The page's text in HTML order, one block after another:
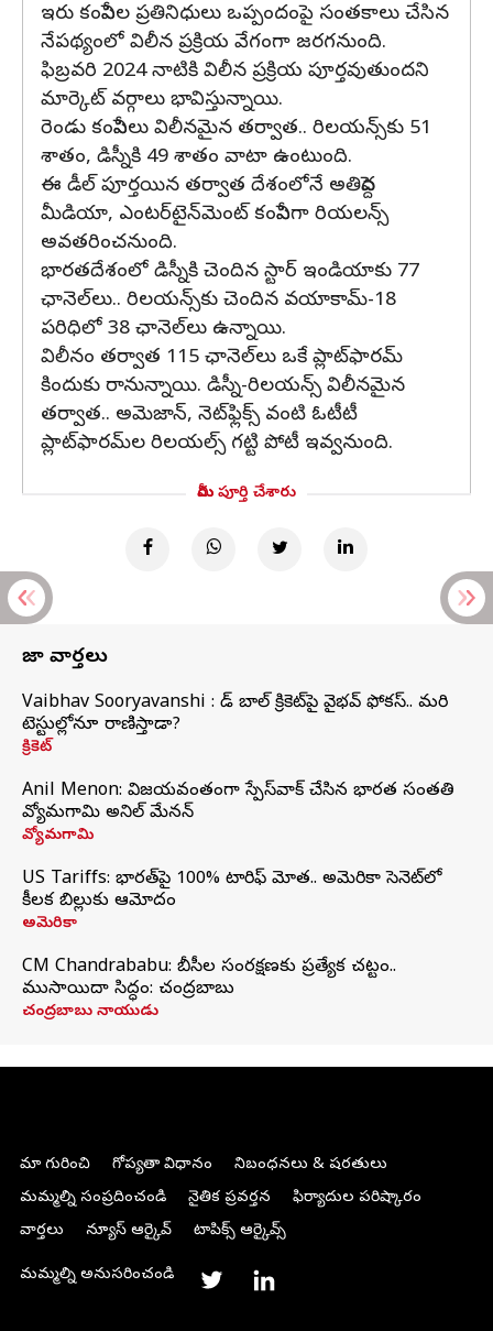
ఇరు కంపెనీల ప్రతినిధులు ఒప్పందంపై సంతకాలు చేసిన
నేపథ్యంలో విలీన ప్రక్రియ వేగంగా జరగనుంది.
ఫిబ్రవరి 2024 నాటికి విలీన ప్రక్రియ పూర్తవుతుందని
మార్కెట్ వర్గాలు భావిస్తున్నాయి.
రెండు కంపెనీలు విలీనమైన తర్వాత.. రిలయన్స్‌కు 51
శాతం, డిస్నీకి 49 శాతం వాటా ఉంటుంది.
ఈ డీల్‌ పూర్తయిన తర్వాత దేశంలోనే అతిపెద్ద
మీడియా, ఎంటర్‌టైన్‌మెంట్ కంపెనీగా రియలన్స్
అవతరించనుంది.
భారతదేశంలో డిస్నీకి చెందిన స్టార్ ఇండియాకు 77
ఛానెల్‌లు.. రిలయన్స్‌కు చెందిన వయాకామ్-18
పరిధిలో 38 ఛానెల్‌లు ఉన్నాయి.
విలీనం తర్వాత 115 ఛానెల్‌లు ఒకే ప్లాట్‌ఫారమ్
కిందుకు రానున్నాయి. డిస్నీ-రిలయన్స్ విలీనమైన
తర్వాత.. అమెజాన్, నెట్‌ఫ్లిక్స్ వంటి ఓటీటీ
ప్లాట్‌ఫారమ్‌ల రిలయల్స్ గట్టి పోటీ ఇవ్వనుంది.
మీరు పూర్తి చేశారు
తాజా వార్తలు
Vaibhav Sooryavanshi : రెడ్ బాల్ క్రికెట్‌పై వైభవ్ ఫోకస్.. మరి
టెస్టుల్లోనూ రాణిస్తాడా?
క్రికెట్
Anil Menon: విజయవంతంగా స్పేస్‌వాక్‌ చేసిన భారత సంతతి
వ్యోమగామి అనిల్‌ మేనన్
వ్యోమగామి
US Tariffs: భారత్‌పై 100% టారిఫ్‌ మోత.. అమెరికా సెనెట్‌లో
కీలక బిల్లుకు ఆమోదం
అమెరికా
CM Chandrababu: బీసీల సంరక్షణకు ప్రత్యేక చట్టం..
ముసాయిదా సిద్ధం: చంద్రబాబు
చంద్రబాబు నాయుడు
మా గురించి గోప్యతా విధానం
నిబంధనలు & షరతులు
మమ్మల్ని సంప్రదించండి
నైతిక ప్రవర్తన
ఫిర్యాదుల పరిష్కారం
వార్తలు
న్యూస్ ఆర్కైవ్ టాపిక్స్ ఆర్కైవ్స్
మమ్మల్ని అనుసరించండి